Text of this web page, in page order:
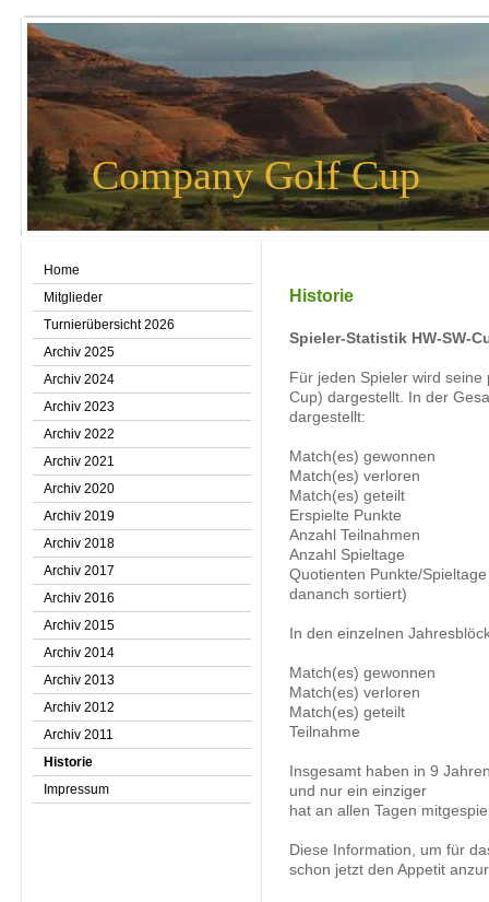
Company Golf Cup
Home
Mitglieder
Turnierübersicht 2026
Archiv 2025
Archiv 2024
Archiv 2023
Archiv 2022
Archiv 2021
Archiv 2020
Archiv 2019
Archiv 2018
Archiv 2017
Archiv 2016
Archiv 2015
Archiv 2014
Archiv 2013
Archiv 2012
Archiv 2011
Historie
Impressum
Historie
Spieler-Statistik HW-SW-
Für jeden Spieler wird
Cup) dargestellt. In der
dargestellt:
Match(es) gewonnen
Match(es) verloren
Match(es) geteilt
Erspielte Punkte
Anzahl Teilnahmen
Anzahl Spieltage
Quotienten Punkte/
dananch sortiert)
In den einzelnen
Match(es) gewonnen
Match(es) verloren
Match(es) geteilt
Teilnahme
Insgesamt haben in 9
und nur ein einziger
hat an allen Tagen
Diese Information, um für
schon jetzt den Appetit